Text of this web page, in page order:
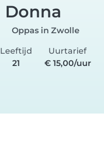
Donna
Oppas in Zwolle
Leeftijd
21
Uurtarief
€ 15,00/uur